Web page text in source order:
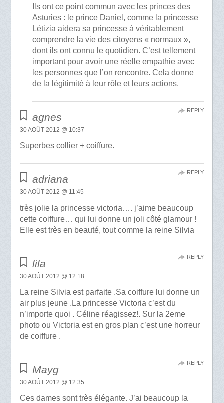
Ils ont ce point commun avec les princes des
Asturies : le prince Daniel, comme la princesse
Létizia aidera sa princesse à véritablement
comprendre la vie des citoyens « normaux »,
dont ils ont connu le quotidien. C’est tellement
important pour avoir une réelle empathie avec
les personnes que l’on rencontre. Cela donne
de la légitimité à leur rôle et leurs actions.
agnes
30 AOÛT 2012 @ 10:37
Superbes collier + coiffure.
REPLY
adriana
30 AOÛT 2012 @ 11:45
très jolie la princesse victoria…. j’aime beaucoup
cette coiffure… qui lui donne un joli côté glamour !
Elle est très en beauté, tout comme la reine Silvia
REPLY
lila
30 AOÛT 2012 @ 12:18
La reine Silvia est parfaite .Sa coiffure lui donne un
air plus jeune .La princesse Victoria c’est du
n’importe quoi . Céline réagissez!. Sur la 2eme
photo ou Victoria est en gros plan c’est une horreur
de coiffure .
REPLY
Mayg
30 AOÛT 2012 @ 12:35
Ces dames sont très élégante. J’ai beaucoup la
REPLY